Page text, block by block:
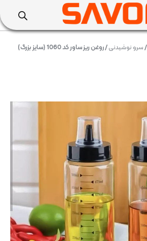
/سرو نوشیدنی/ روغن ریز ساور کد 1060 (سایز بزرگ)